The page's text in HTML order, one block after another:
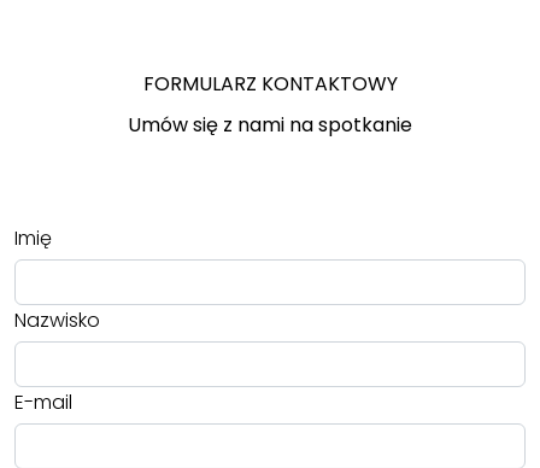
FORMULARZ KONTAKTOWY
Umów się z nami na spotkanie
Imię
Nazwisko
E-mail